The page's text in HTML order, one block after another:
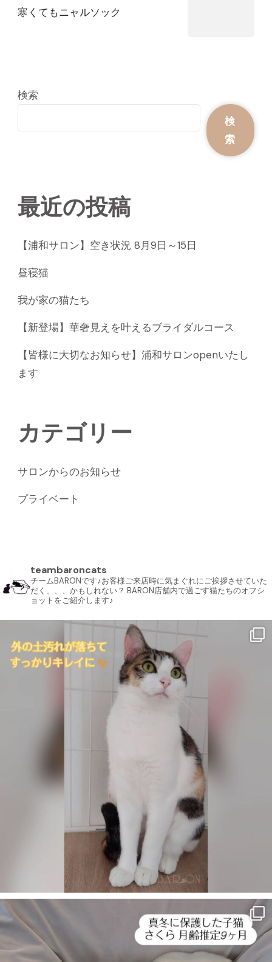
寒くてもニャルソック
検索
検
索
最近の投稿
【浦和サロン】空き状況 8月9日～15日
昼寝猫
我が家の猫たち
【新登場】華奢見えを叶えるブライダルコース
【皆様に大切なお知らせ】浦和サロンopenいたし
ます
カテゴリー
サロンからのお知らせ
プライベート
teambaroncats
チームBARONです♪お客様ご来店時に気まぐれにご挨拶させていた
だく、、、かもしれない？ BARON店舗内で過ごす猫たちのオフシ
ョットをご紹介します♪